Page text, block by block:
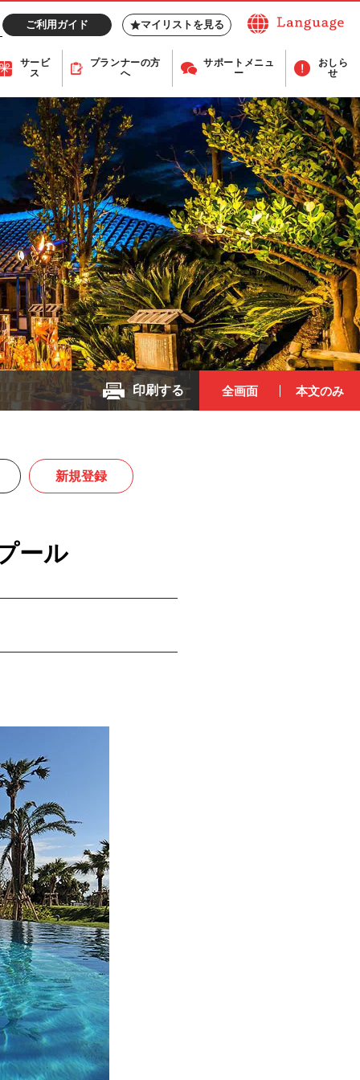
ご利用ガイド マイリストを見る
サービ
ス
プランナーの方
へ
サポート メニュ
ー
おしら
せ
印刷する 全画面 本文のみ
新規登録
ール